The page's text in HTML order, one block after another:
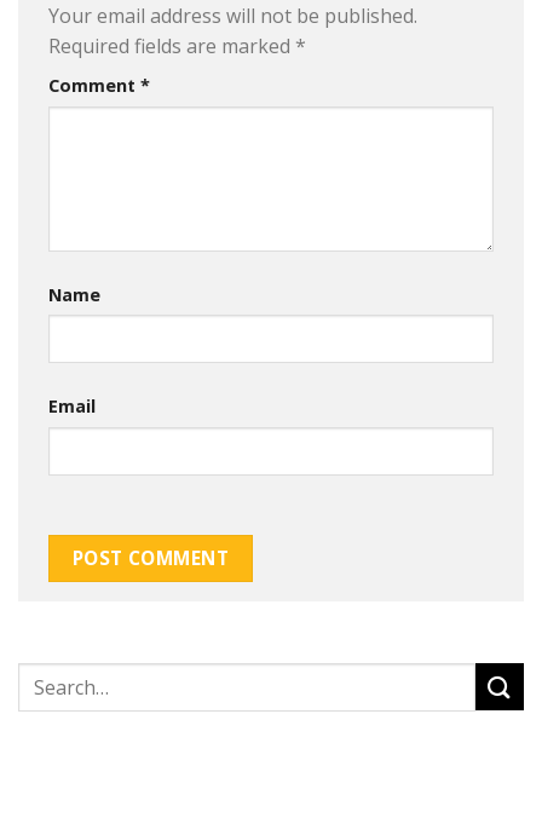
Your email address will not be published.
Required fields are marked *
Comment *
Name
Email